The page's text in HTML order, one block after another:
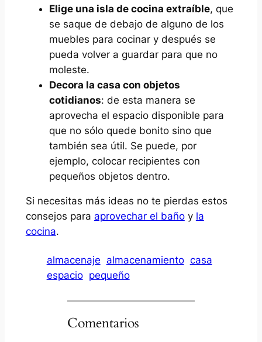
Elige una isla de cocina extraíble, que
se saque de debajo de alguno de los
muebles para cocinar y después se
pueda volver a guardar para que no
moleste.
Decora la casa con objetos
cotidianos: de esta manera se
aprovecha el espacio disponible para
que no sólo quede bonito sino que
también sea útil. Se puede, por
ejemplo, colocar recipientes con
pequeños objetos dentro.
Si necesitas más ideas no te pierdas estos
consejos para aprovechar el bañoy la
cocina.
almacenaje almacenamiento casa
espacio pequeño
Comentarios